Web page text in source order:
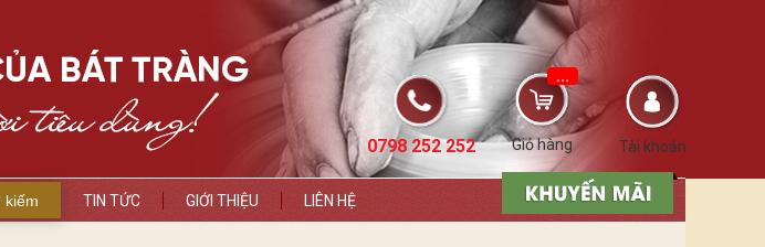
Tài khoản
Giỏ hàng
...
0798 252 252
kiếm TIN TỨC GIỚI THIỆU LIÊN HỆ